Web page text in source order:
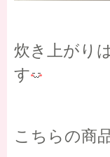
炊き上がり
す
こちらの商